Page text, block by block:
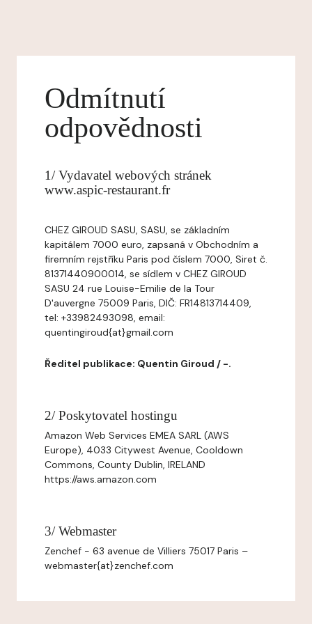
Odmítnutí
odpovědnosti
1/ Vydavatel webových stránek
www.aspic-restaurant.fr
CHEZ GIROUD SASU, SASU, se základním
kapitálem 7000 euro, zapsaná v Obchodním a
firemním rejstříku Paris pod číslem 7000, Siret č.
81371440900014, se sídlem v CHEZ GIROUD
SASU 24 rue Louise-Emilie de la Tour
D'auvergne 75009 Paris, DIČ: FR14813714409,
tel: +33982493098, email:
quentingiroud{at}gmail.com
Ředitel publikace: Quentin Giroud / -.
2/ Poskytovatel hostingu
Amazon Web Services EMEA SARL (AWS
Europe), 4033 Citywest Avenue, Cooldown
Commons, County Dublin, IRELAND
https://aws.amazon.com
3/ Webmaster
Zenchef - 63 avenue de Villiers 75017 Paris –
webmaster{at}zenchef.com